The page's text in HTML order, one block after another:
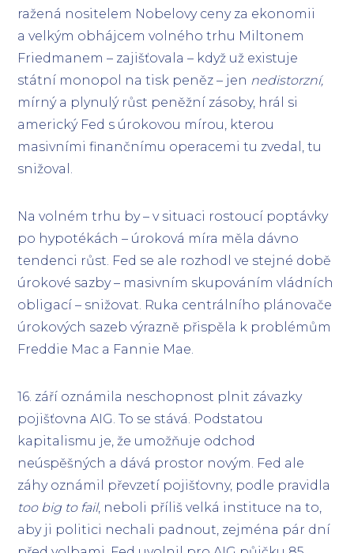
ražená nositelem Nobelovy ceny za ekonomii
a velkým obhájcem volného trhu Miltonem
Friedmanem – zajišťovala – když už existuje
státní monopol na tisk peněz – jen nedistorzní,
mírný a plynulý růst peněžní zásoby, hrál si
americký Fed s úrokovou mírou, kterou
masivními finančnímu operacemi tu zvedal, tu
snižoval.
Na volném trhu by – v situaci rostoucí poptávky
po hypotékách – úroková míra měla dávno
tendenci růst. Fed se ale rozhodl ve stejné době
úrokové sazby – masivním skupováním vládních
obligací – snižovat. Ruka centrálního plánovače
úrokových sazeb výrazně přispěla k problémům
Freddie Mac a Fannie Mae.
16. září oznámila neschopnost plnit závazky
pojišťovna AIG. To se stává. Podstatou
kapitalismu je, že umožňuje odchod
neúspěšných a dává prostor novým. Fed ale
záhy oznámil převzetí pojišťovny, podle pravidla
too big to fail, neboli příliš velká instituce na to,
aby ji politici nechali padnout, zejména pár dní